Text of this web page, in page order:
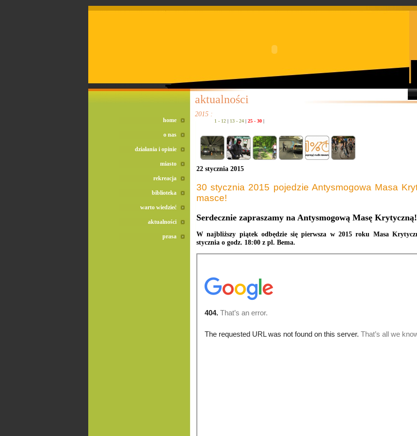
aktualności
2015 :
1 - 12 | 13 - 24 | 25 - 30 |
22 stycznia 2015
30 stycznia 2015 pojedzie Antysmogowa Masa
masce!
Serdecznie zapraszamy na Antysmogową Masę Krytyczną!
W najbliższy piątek odbędzie się pierwsza w 2015 roku Masa
stycznia o godz. 18:00 z pl. Bema.
home
o nas
działania i opinie
miasto
rekreacja
biblioteka
warto wiedzieć
aktualności
prasa